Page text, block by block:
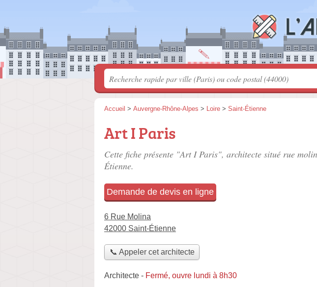
Accueil > Auvergne-Rhône-Alpes > Loire > Saint-Étienne
Art I Paris
Cette fiche présente "Art I Paris", architecte situé rue
Étienne.
Demande de devis en ligne
6 Rue Molina
42000 Saint-Étienne
📞 Appeler cet architecte
Architecte - Fermé, ouvre lundi à 8h30